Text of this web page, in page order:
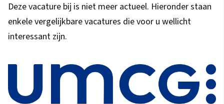
Deze vacature bij is niet meer actueel. Hieronder staan
enkele vergelijkbare vacatures die voor u wellicht
interessant zijn.